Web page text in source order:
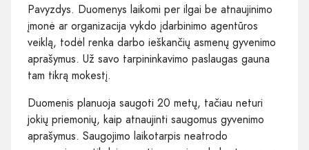
Pavyzdys. Duomenys laikomi per ilgai be atnaujinimo
įmonė ar organizacija vykdo įdarbinimo agentūros
veiklą, todėl renka darbo ieškančių asmenų gyvenimo
aprašymus. Už savo tarpininkavimo paslaugas gauna
tam tikrą mokestį.
Duomenis planuoja saugoti 20 metų, tačiau neturi
jokių priemonių, kaip atnaujinti saugomus gyvenimo
aprašymus. Saugojimo laikotarpis neatrodo